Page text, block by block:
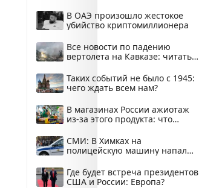
В ОАЭ произошло жестокое
убийство криптомиллионера
Все новости по падению
вертолета на Кавказе: читать
Таких событий не было с 1945:
чего ждать всем нам?
В магазинах России ажиотаж
из-за этого продукта: что
СМИ: В Химках на
полицейскую машину напали
Где будет встреча президентов
США и России: Европа?